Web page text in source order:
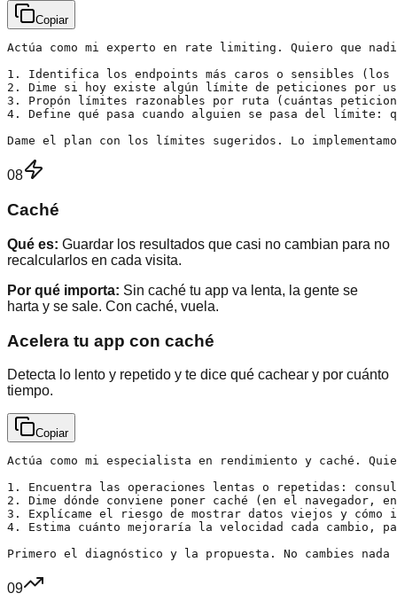
Copiar
Actúa como mi experto en rate limiting. Quiero que
1. Identifica los endpoints más caros o sensibles (los
2. Dime si hoy existe algún límite de peticiones por
3. Propón límites razonables por ruta (cuántas
4. Define qué pasa cuando alguien se pasa del límite:
Dame el plan con los límites sugeridos. Lo
08
Caché
Qué es: Guardar los resultados que casi no cambian para no
recalcularlos en cada visita.
Por qué importa: Sin caché tu app va lenta, la gente se
harta y se sale. Con caché, vuela.
Acelera tu app con caché
Detecta lo lento y repetido y te dice qué cachear y por cuánto
tiempo.
Copiar
Actúa como mi especialista en rendimiento y caché.
1. Encuentra las operaciones lentas o repetidas:
2. Dime dónde conviene poner caché (en el
3. Explícame el riesgo de mostrar datos viejos y cómo
4. Estima cuánto mejoraría la velocidad cada cambio,
Primero el diagnóstico y la propuesta. No cambies
09